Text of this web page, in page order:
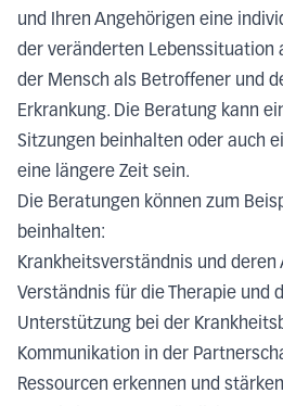
und Ihren Angehörigen eine
der veränderten Lebenssituation
der Mensch als Betroffener und
Erkrankung. Die Beratung kann
Sitzungen beinhalten oder auch
eine längere Zeit sein.
Die Beratungen können zum
beinhalten:
Krankheitsverständnis und deren
Verständnis für die Therapie und
Unterstützung bei der
Kommunikation in der
Ressourcen erkennen und stärken